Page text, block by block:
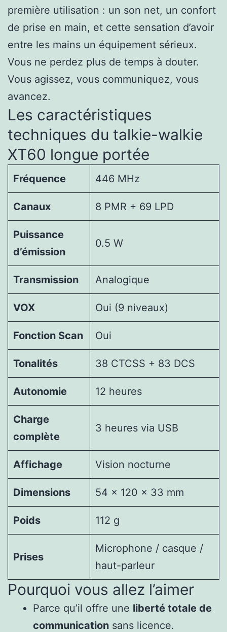
première utilisation : un son net, un confort
de prise en main, et cette sensation d’avoir
entre les mains un équipement sérieux.
Vous ne perdez plus de temps à douter.
Vous agissez, vous communiquez, vous
avancez.
Les caractéristiques
techniques du talkie-walkie
XT60 longue portée
Fréquence 446 MHz
Canaux 8 PMR + 69 LPD
Puissance
d’émission
0.5 W
Transmission Analogique
VOX Oui (9 niveaux)
Fonction Scan Oui
Tonalités 38 CTCSS + 83 DCS
Autonomie 12 heures
Charge
complète
3 heures via USB
Affichage Vision nocturne
Dimensions 54 x 120 x 33 mm
Poids 112 g
Prises
Microphone / casque /
haut-parleur
Pourquoi vous allez l’aimer
Parce qu’il offre une liberté totale de
communication sans licence.